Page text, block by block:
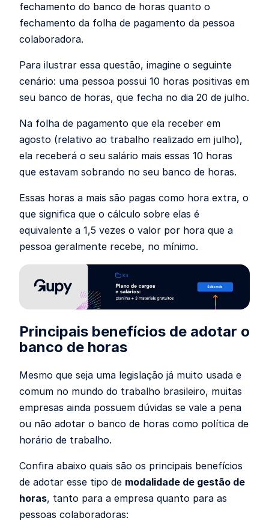
fechamento do banco de horas quanto o
fechamento da folha de pagamento da pessoa
colaboradora.
Para ilustrar essa questão, imagine o seguinte
cenário: uma pessoa possui 10 horas positivas em
seu banco de horas, que fecha no dia 20 de julho.
Na folha de pagamento que ela receber em
agosto (relativo ao trabalho realizado em julho),
ela receberá o seu salário mais essas 10 horas
que estavam sobrando no seu banco de horas.
Essas horas a mais são pagas como hora extra, o
que significa que o cálculo sobre elas é
equivalente a 1,5 vezes o valor por hora que a
pessoa geralmente recebe, no mínimo.
Principais benefícios de adotar o
banco de horas
Mesmo que seja uma legislação já muito usada e
comum no mundo do trabalho brasileiro, muitas
empresas ainda possuem dúvidas se vale a pena
ou não adotar o banco de horas como política de
horário de trabalho.
Confira abaixo quais são os principais benefícios
de adotar esse tipo de modalidade de gestão de
horas, tanto para a empresa quanto para as
pessoas colaboradoras: